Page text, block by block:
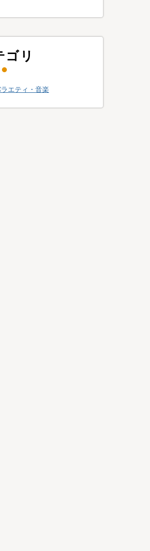
ゴリ
エティ・音楽